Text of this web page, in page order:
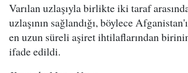
Varılan uzlaşıyla birlikte iki taraf
uzlaşının sağlandığı, böylece
en uzun süreli aşiret ihtilaflarından
ifade edildi.